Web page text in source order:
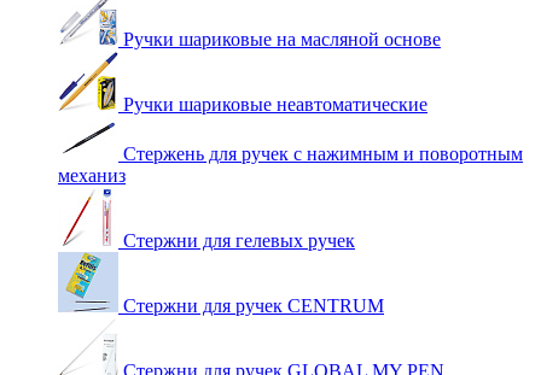
Ручки шариковые на масляной основе
Ручки шариковые неавтоматические
Стержень для ручек с нажимным и поворотным
механиз
Стержни для гелевых ручек
Стержни для ручек CENTRUM
Стержни для ручек GLOBAL MY PEN